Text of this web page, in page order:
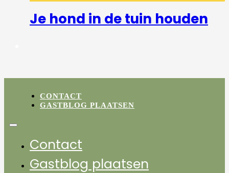
Je hond in de tuin houden
CONTACT
GASTBLOG PLAATSEN
Contact
Gastblog plaatsen